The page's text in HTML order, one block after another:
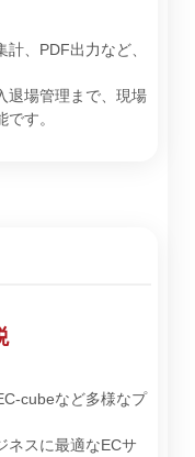
、PDF出力など、
退場管理まで、現場
す。
cubeなど多様なプ
ネスに最適なECサ